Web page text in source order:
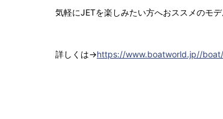
気軽にJETを楽しみたい方へおススメのモデ
詳しくは→https://www.boatworld.jp//boat/